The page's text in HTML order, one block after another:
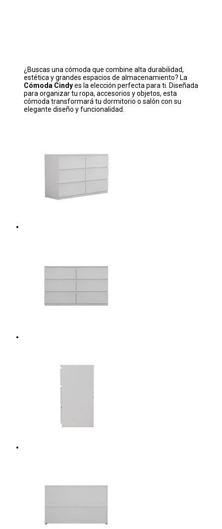
¿Buscas una cómoda que combine alta durabilidad,
estética y grandes espacios de almacenamiento? La
Cómoda Cindyes la elección perfecta para ti. Diseñada
para organizar tu ropa, accesorios y objetos, esta
cómoda transformará tu dormitorio o salón con su
elegante diseño y funcionalidad.